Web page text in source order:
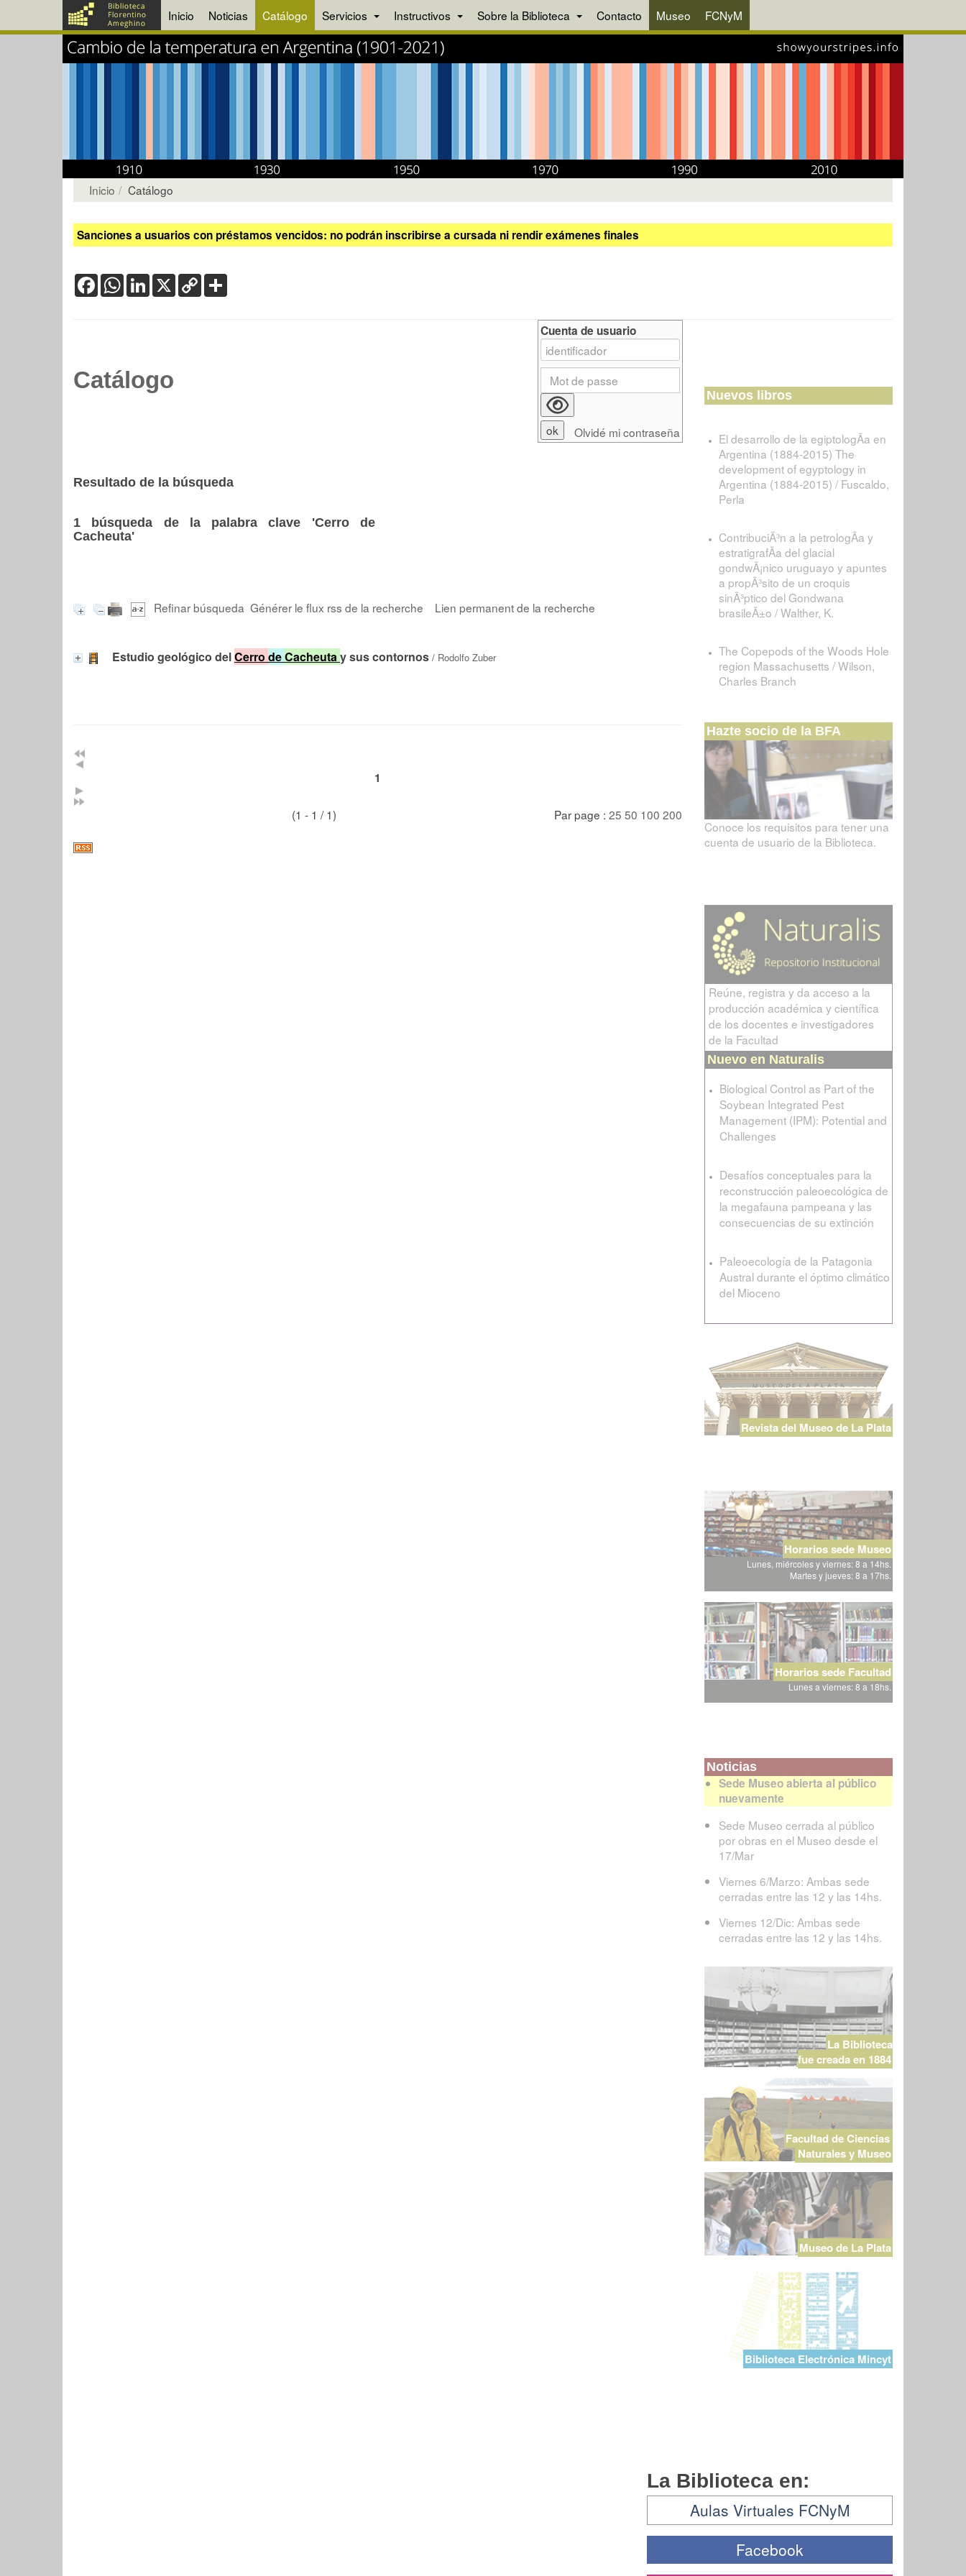
Inicio Noticias Catálogo Servicios Instructivos Sobre la Biblioteca Contacto Museo FCNyM
Inicio Catálogo
Sanciones a usuarios con préstamos vencidos: no podrán inscribirse a cursada ni rendir exámenes finales
FacebookWhatsApp
LinkedIn
X Copy
Link
Catálogo
Resultado de la búsqueda
1 búsqueda de la palabra clave 'Cerro de
Cacheuta'
Refinar búsqueda Générer le flux rss de la recherche Lien permanent de la recherche
Estudio geológico delCerro deCacheutay sus contornos / Rodolfo Zuber
1
(1 - 1 / 1) Par page : 25 50 100 200
Cuenta de usuario
Olvidé mi contraseña
Nuevos libros
El desarrollo de la egiptologÃ­a en
Argentina (1884-2015) The
development of egyptology in
Argentina (1884-2015) / Fuscaldo,
Perla
ContribuciÃ³n a la petrologÃ­a y
estratigrafÃ­a del glacial
gondwÃ¡nico uruguayo y apuntes
a propÃ³sito de un croquis
sinÃ³ptico del Gondwana
brasileÃ±o / Walther, K.
The Copepods of the Woods Hole
region Massachusetts / Wilson,
Charles Branch
Hazte socio de la BFA
Conoce los requisitos para tener una
cuenta de usuario de la Biblioteca.
Reúne, registra y da acceso a la
producción académica y científica
de los docentes e investigadores
de la Facultad
Nuevo en Naturalis
Biological Control as Part of the
Soybean Integrated Pest
Management (IPM): Potential and
Challenges
Desafíos conceptuales para la
reconstrucción paleoecológica de
la megafauna pampeana y las
consecuencias de su extinción
Paleoecología de la Patagonia
Austral durante el óptimo climático
del Mioceno
Revista del Museo de La Plata
Horarios sede Museo
Lunes, miércoles y viernes: 8 a 14hs.
Martes y jueves: 8 a 17hs.
Horarios sede Facultad
Lunes a viernes: 8 a 18hs.
Noticias
Sede Museo abierta al público
nuevamente
Sede Museo cerrada al público
por obras en el Museo desde el
17/Mar
Viernes 6/Marzo: Ambas sede
cerradas entre las 12 y las 14hs.
Viernes 12/Dic: Ambas sede
cerradas entre las 12 y las 14hs.
La Biblioteca
fue creada en 1884
Facultad de Ciencias
Naturales y Museo
Museo de La Plata
Biblioteca Electrónica Mincyt
La Biblioteca en:
Aulas Virtuales FCNyM
Facebook